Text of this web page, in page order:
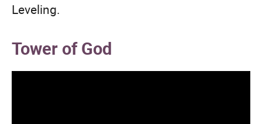
Leveling.
Tower of God